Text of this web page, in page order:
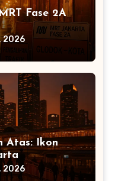
Fase 2A
2026
Atas: Ikon
2026